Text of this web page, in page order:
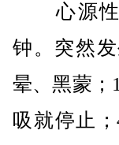
心源性
钟。突然
晕、黑蒙；
吸就停止